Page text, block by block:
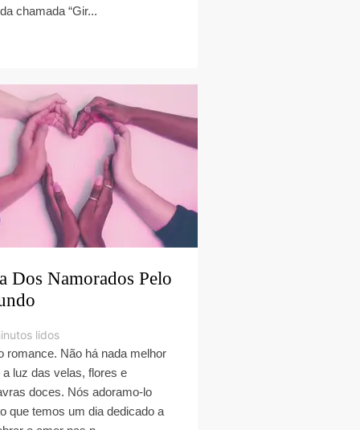
chamada “Gir...
Dos Namorados Pelo
lidos
romance. Não há nada melhor
a luz das velas, flores e
doces. Nós adoramo-lo
que temos um dia dedicado a